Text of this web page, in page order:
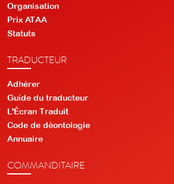
Organisation
Prix ATAA
Statuts
TRADUCTEUR
Adhérer
Guide du traducteur
L'Écran Traduit
Code de déontologie
Annuaire
COMMANDITAIRE